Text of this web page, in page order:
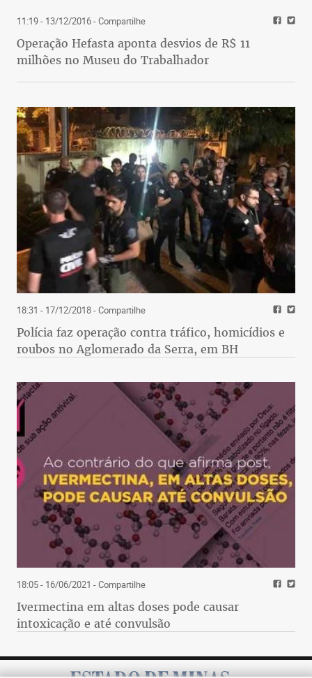
11:19 - 13/12/2016- Compartilhe
Operação Hefasta aponta desvios de R$ 11
milhões no Museu do Trabalhador
18:31 - 17/12/2018- Compartilhe
Polícia faz operação contra tráfico, homicídios e
roubos no Aglomerado da Serra, em BH
18:05 - 16/06/2021 - Compartilhe
Ivermectina em altas doses pode causar
intoxicação e até convulsão